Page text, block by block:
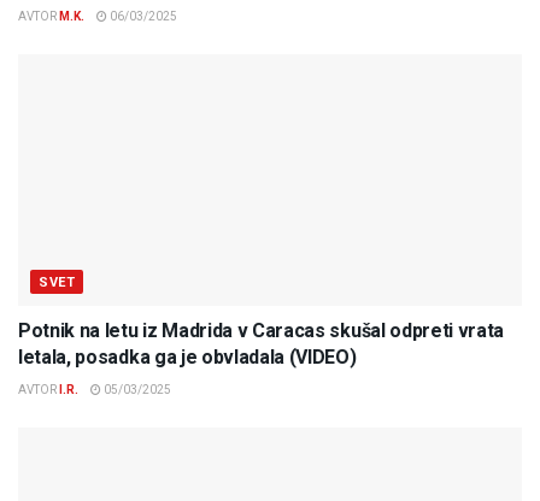
AVTOR M.K. 06/03/2025
SVET
Potnik na letu iz Madrida v Caracas skušal odpreti vrata
letala, posadka ga je obvladala (VIDEO)
AVTOR I.R. 05/03/2025